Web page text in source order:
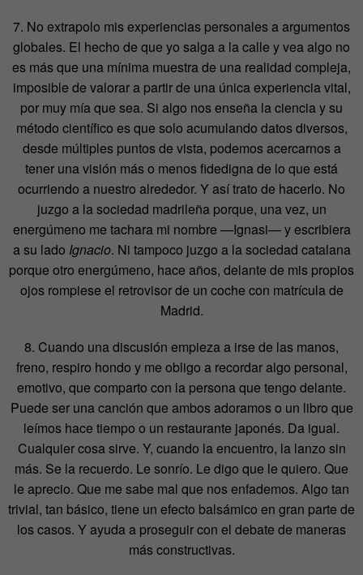
7. No extrapolo mis experiencias personales a argumentos
globales. El hecho de que yo salga a la calle y vea algo no
es más que una mínima muestra de una realidad compleja,
imposible de valorar a partir de una única experiencia vital,
por muy mía que sea. Si algo nos enseña la ciencia y su
método científico es que solo acumulando datos diversos,
desde múltiples puntos de vista, podemos acercarnos a
tener una visión más o menos fidedigna de lo que está
ocurriendo a nuestro alrededor. Y así trato de hacerlo. No
juzgo a la sociedad madrileña porque, una vez, un
energúmeno me tachara mi nombre —Ignasi— y escribiera
a su lado Ignacio. Ni tampoco juzgo a la sociedad catalana
porque otro energúmeno, hace años, delante de mis propios
ojos rompiese el retrovisor de un coche con matrícula de
Madrid.
8. Cuando una discusión empieza a irse de las manos,
freno, respiro hondo y me obligo a recordar algo personal,
emotivo, que comparto con la persona que tengo delante.
Puede ser una canción que ambos adoramos o un libro que
leímos hace tiempo o un restaurante japonés. Da igual.
Cualquier cosa sirve. Y, cuando la encuentro, la lanzo sin
más. Se la recuerdo. Le sonrío. Le digo que le quiero. Que
le aprecio. Que me sabe mal que nos enfademos. Algo tan
trivial, tan básico, tiene un efecto balsámico en gran parte de
los casos. Y ayuda a proseguir con el debate de maneras
más constructivas.